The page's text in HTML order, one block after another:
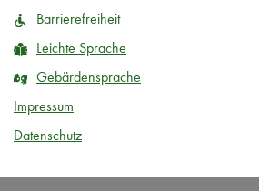
Barrierefreiheit
Leichte Sprache
Gebärdensprache
Impressum
Datenschutz